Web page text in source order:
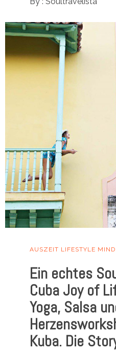
AUSZEIT LIFESTYLE
Ein echtes
Cuba Joy of
Yoga, Salsa
Kuba. Die